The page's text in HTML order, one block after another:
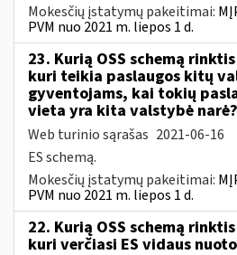
Mokesčių įstatymų pakeitimai:
PVM nuo 2021 m. liepos 1 d.
23. Kurią OSS schemą
kuri teikia paslaugos kitų
gyventojams, kai tokių
vieta yra kita valstybė narė?
Web turinio sąrašas 2021-06-16
ES schemą.
Mokesčių įstatymų pakeitimai:
PVM nuo 2021 m. liepos 1 d.
22. Kurią OSS schemą
kuri verčiasi ES vidaus